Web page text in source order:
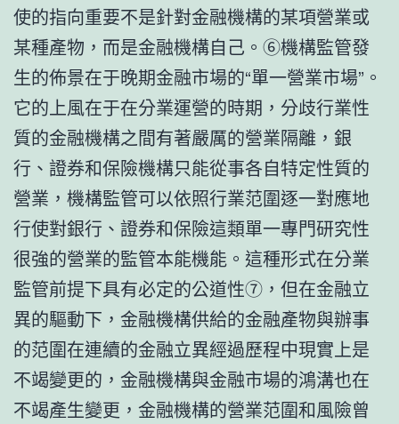
使的指向重要不是針對金融機構的某項營業或
某種產物，而是金融機構自己。⑥機構監管發
生的佈景在于晚期金融市場的“單一營業市場”。
它的上風在于在分業運營的時期，分歧行業性
質的金融機構之間有著嚴厲的營業隔離，銀
行、證券和保險機構只能從事各自特定性質的
營業，機構監管可以依照行業范圍逐一對應地
行使對銀行、證券和保險這類單一專門研究性
很強的營業的監管本能機能。這種形式在分業
監管前提下具有必定的公道性⑦，但在金融立
異的驅動下，金融機構供給的金融產物與辦事
的范圍在連續的金融立異經過歷程中現實上是
不竭變更的，金融機構與金融市場的鴻溝也在
不竭產生變更，金融機構的營業范圍和風險曾